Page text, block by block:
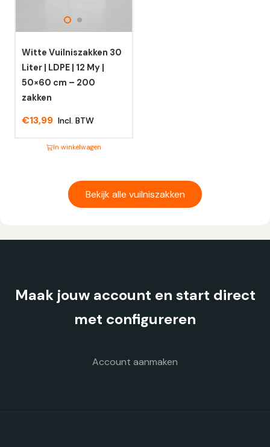
worden
op
de
productpagina
Witte Vuilniszakken 30
Liter | LDPE | 12 My |
50×60 cm – 200
zakken
€13,99 Incl. BTW
In winkelwagen
Deze
worden
Bekijk alle vuilniszakken
Maak jouw account en start direct
met configureren
Account aanmaken